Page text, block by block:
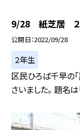
9/28 紙芝居
公開日 2022/09/28
２年生
区民ひろば千早の
さいました。 題名は